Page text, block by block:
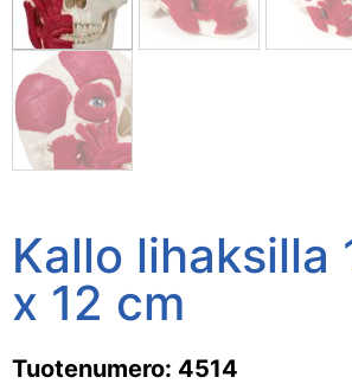
Kallo lihaksilla
x 12 cm
Tuotenumero: 4514